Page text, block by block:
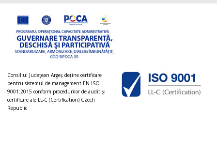
Consiliul Judeţean Argeș deţine certificare
pentru sistemul de management EN ISO
9001:2015 conform procedurilor de audit şi
certificare ale LL-C (Certification) Czech
Republic